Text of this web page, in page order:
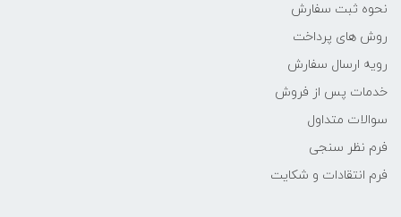
نحوه ثبت سفارش
روش های پرداخت
رویه ارسال سفارش
خدمات پس از فروش
سوالات متداول
فرم نظر سنجی
فرم انتقادات و شکایت